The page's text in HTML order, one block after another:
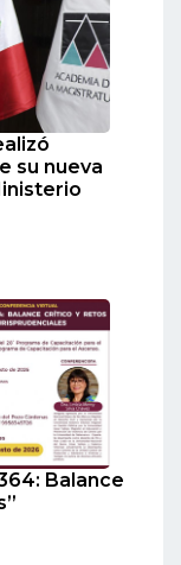
su nueva
Balance